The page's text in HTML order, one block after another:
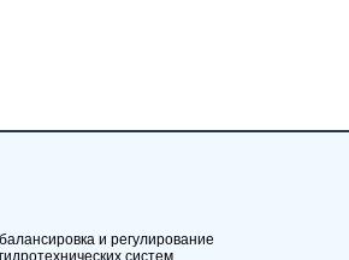
балансировка и регулирование
гидротехнических систем